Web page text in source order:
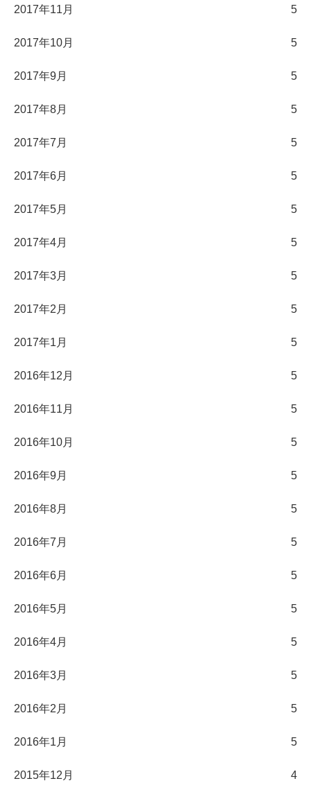
2017年11月 5
2017年10月 5
2017年9月 5
2017年8月 5
2017年7月 5
2017年6月 5
2017年5月 5
2017年4月 5
2017年3月 5
2017年2月 5
2017年1月 5
2016年12月 5
2016年11月 5
2016年10月 5
2016年9月 5
2016年8月 5
2016年7月 5
2016年6月 5
2016年5月 5
2016年4月 5
2016年3月 5
2016年2月 5
2016年1月 5
2015年12月 4